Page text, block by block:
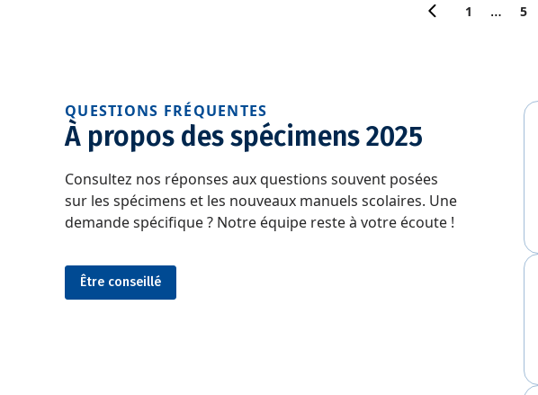
1 … 5
QUESTIONS FRÉQUENTES
À propos des spécimens 2025
Consultez nos réponses aux questions souvent posées
sur les spécimens et les nouveaux manuels scolaires. Une
demande spécifique ? Notre équipe reste à votre écoute !
Être conseillé